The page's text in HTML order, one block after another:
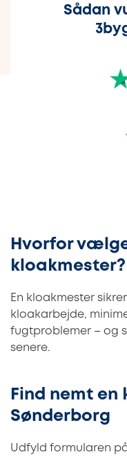
Sådan
Hvorfor
kloakmester?
En kloakmester
kloakarbejde,
fugtproblemer – og
senere.
Find nemt en
Sønderborg
Udfyld formularen